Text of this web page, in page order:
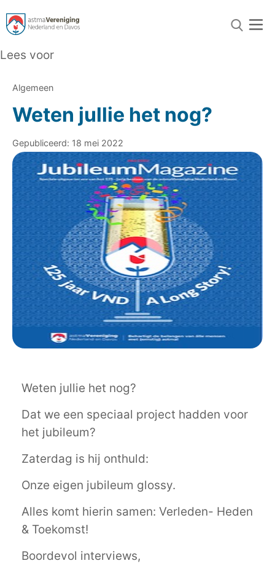
Lees voor
Algemeen
Weten jullie het nog?
Gepubliceerd: 18 mei 2022
Weten jullie het nog?
Dat we een speciaal project hadden voor
het jubileum?
Zaterdag is hij onthuld:
Onze eigen jubileum glossy.
Alles komt hierin samen: Verleden- Heden
& Toekomst!
Boordevol interviews,